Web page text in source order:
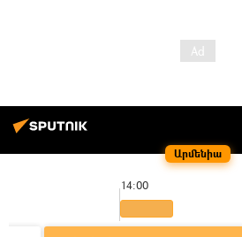
Արմենիա
14:00